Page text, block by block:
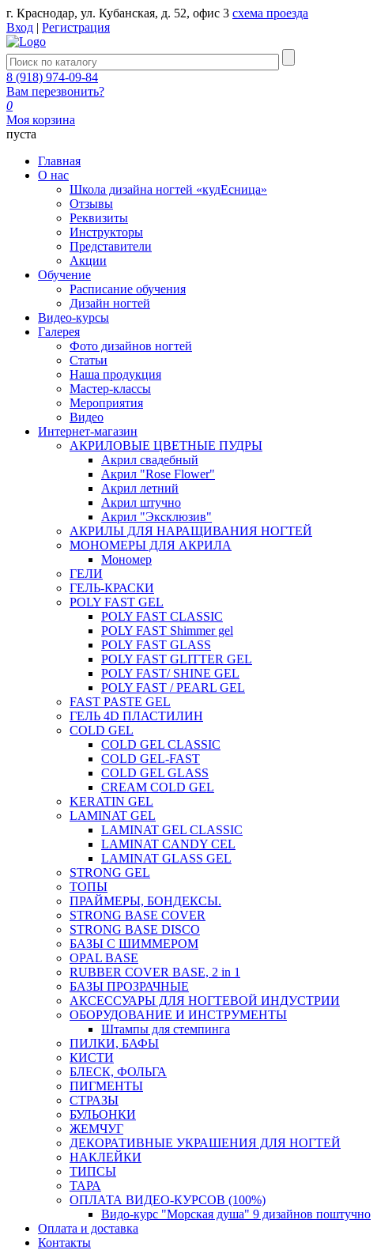
г. Краснодар, ул. Кубанская, д. 52, офис 3 схема проезда
Вход | Регистрация
8 (918) 974-09-84
Вам перезвонить?
0
Моя корзина
пуста
Главная
О нас
Школа дизайна ногтей «кудЕсница»
Отзывы
Реквизиты
Инструкторы
Представители
Акции
Обучение
Расписание обучения
Дизайн ногтей
Видео-курсы
Галерея
Фото дизайнов ногтей
Статьи
Наша продукция
Мастер-классы
Мероприятия
Видео
Интернет-магазин
АКРИЛОВЫЕ ЦВЕТНЫЕ ПУДРЫ
Акрил свадебный
Акрил "Rose Flower"
Акрил летний
Акрил штучно
Акрил "Эксклюзив"
АКРИЛЫ ДЛЯ НАРАЩИВАНИЯ НОГТЕЙ
МОНОМЕРЫ ДЛЯ АКРИЛА
Мономер
ГЕЛИ
ГЕЛЬ-КРАСКИ
POLY FAST GEL
POLY FAST CLASSIC
POLY FAST Shimmer gel
POLY FAST GLASS
POLY FAST GLITTER GEL
POLY FAST/ SHINE GEL
POLY FAST / PEARL GEL
FAST PASTE GEL
ГЕЛЬ 4D ПЛАСТИЛИН
COLD GEL
COLD GEL CLASSIC
COLD GEL-FAST
COLD GEL GLASS
CREAM COLD GEL
KERATIN GEL
LAMINAT GEL
LAMINAT GEL CLASSIС
LAMINAT CANDY CEL
LAMINAT GLASS GEL
STRONG GEL
ТОПЫ
ПРАЙМЕРЫ, БОНДЕКСЫ.
STRONG BASE COVER
STRONG BASE DISCO
БАЗЫ С ШИММЕРОМ
OPAL BASE
RUBBER COVER BASE, 2 in 1
БАЗЫ ПРОЗРАЧНЫЕ
АКСЕССУАРЫ ДЛЯ НОГТЕВОЙ ИНДУСТРИИ
ОБОРУДОВАНИЕ И ИНСТРУМЕНТЫ
Штампы для стемпинга
ПИЛКИ, БАФЫ
КИСТИ
БЛЕСК, ФОЛЬГА
ПИГМЕНТЫ
СТРАЗЫ
БУЛЬОНКИ
ЖЕМЧУГ
ДЕКОРАТИВНЫЕ УКРАШЕНИЯ ДЛЯ НОГТЕЙ
НАКЛЕЙКИ
ТИПСЫ
ТАРА
ОПЛАТА ВИДЕО-КУРСОВ (100%)
Видо-курс "Морская душа" 9 дизайнов поштучно
Оплата и доставка
Контакты